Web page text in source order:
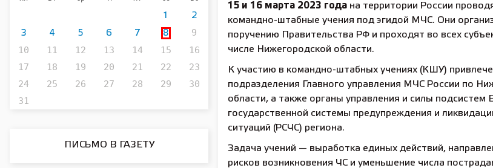
1 2
3 4 5 6 7 8
9
10
11 12 13 14 15
16
17
18 19 20 21 22
23
24
25 26 27 28 29
30
31
ПИСЬМО В ГАЗЕТУ
15 и 16 марта 2023 года на территории России
командно-штабные учения под эгидой МЧС. Они
поручению Правительства РФ и проходят во всех
числе Нижегородской области.
К участию в командно-штабных учениях (КШУ)
подразделения Главного управления МЧС России по
области, а также органы управления и силы подсистем
государственной системы предупреждения и
ситуаций (РСЧС) региона.
Задача учений — выработка единых действий,
рисков возникновения ЧС и уменьшение числа